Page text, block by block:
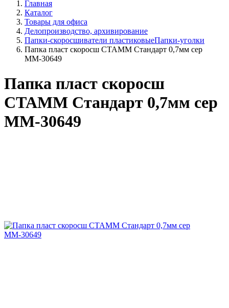
Главная
Каталог
Товары для офиса
Делопроизводство, архивирование
Папки-скоросшиватели пластиковыеПапки-уголки
Папка пласт скоросш СТАММ Стандарт 0,7мм сер
ММ-30649
Папка пласт скоросш
СТАММ Стандарт 0,7мм сер
ММ-30649